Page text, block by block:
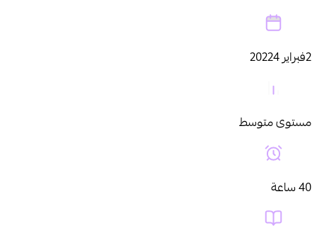
2فبراير 20224
مستوى متوسط
40 ساعة